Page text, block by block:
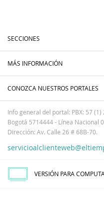
SECCIONES
MÁS INFORMACIÓN
CONOZCA NUESTROS PORTALES
Info general del portal: PBX: 57 (1)
Bogotá 5714444 - Línea Nacional
Dirección: Av. Calle 26 # 68B-70.
VERSIÓN PARA